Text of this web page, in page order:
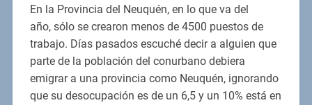
En la Provincia del Neuquén, en lo que va del
año, sólo se crearon menos de 4500 puestos de
trabajo. Días pasados escuché decir a alguien que
parte de la población del conurbano debiera
emigrar a una provincia como Neuquén, ignorando
que su desocupación es de un 6,5 y un 10% está en